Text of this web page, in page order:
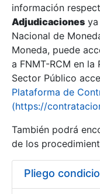
Mostrar/Ocultar
información
Adjudicaciones
Nacional de
Moneda, puede
a FNMT-RCM en
Sector Público
Plataforma de
(https://
También podrá
de los